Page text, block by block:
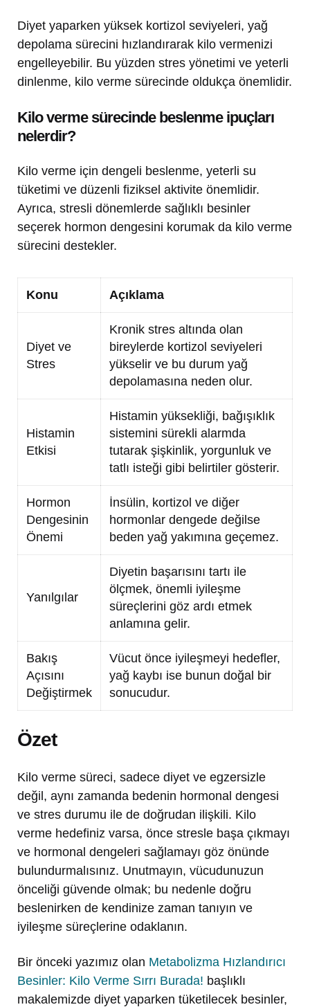
Diyet yaparken yüksek kortizol seviyeleri, yağ
depolama sürecini hızlandırarak kilo vermenizi
engelleyebilir. Bu yüzden stres yönetimi ve yeterli
dinlenme, kilo verme sürecinde oldukça önemlidir.
Kilo verme sürecinde beslenme ipuçları
nelerdir?
Kilo verme için dengeli beslenme, yeterli su
tüketimi ve düzenli fiziksel aktivite önemlidir.
Ayrıca, stresli dönemlerde sağlıklı besinler
seçerek hormon dengesini korumak da kilo verme
sürecini destekler.
Konu Açıklama
Diyet ve
Stres
Kronik stres altında olan
bireylerde kortizol seviyeleri
yükselir ve bu durum yağ
depolamasına neden olur.
Histamin
Etkisi
Histamin yüksekliği, bağışıklık
sistemini sürekli alarmda
tutarak şişkinlik, yorgunluk ve
tatlı isteği gibi belirtiler gösterir.
Hormon
Dengesinin
Önemi
İnsülin, kortizol ve diğer
hormonlar dengede değilse
beden yağ yakımına geçemez.
Yanılgılar
Diyetin başarısını tartı ile
ölçmek, önemli iyileşme
süreçlerini göz ardı etmek
anlamına gelir.
Bakış
Açısını
Değiştirmek
Vücut önce iyileşmeyi hedefler,
yağ kaybı ise bunun doğal bir
sonucudur.
Özet
Kilo verme süreci, sadece diyet ve egzersizle
değil, aynı zamanda bedenin hormonal dengesi
ve stres durumu ile de doğrudan ilişkili. Kilo
verme hedefiniz varsa, önce stresle başa çıkmayı
ve hormonal dengeleri sağlamayı göz önünde
bulundurmalısınız. Unutmayın, vücudunuzun
önceliği güvende olmak; bu nedenle doğru
beslenirken de kendinize zaman tanıyın ve
iyileşme süreçlerine odaklanın.
Bir önceki yazımız olan Metabolizma Hızlandırıcı
Besinler: Kilo Verme Sırrı Burada! başlıklı
makalemizde diyet yaparken tüketilecek besinler,